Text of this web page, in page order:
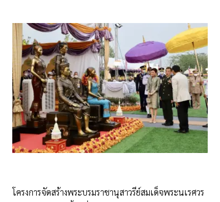
โครงการจัดสร้างพระบรมราชานุสาวรีย์สมเด็จพระนเรศวร